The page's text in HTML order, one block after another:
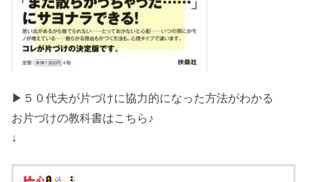
▶５０代夫が片づけに協力的になった方法がわかる
お片づけの教科書はこちら♪
↓